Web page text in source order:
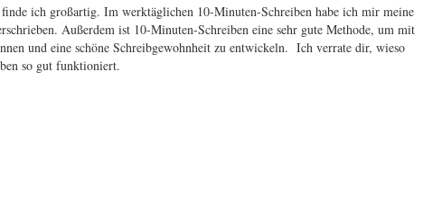
ich großartig. Im werktäglichen 10-Minuten-Schreiben habe ich mir meine
Außerdem ist 10-Minuten-Schreiben eine sehr gute Methode, um mit
und eine schöne Schreibgewohnheit zu entwickeln. Ich verrate dir, wieso
so gut funktioniert.